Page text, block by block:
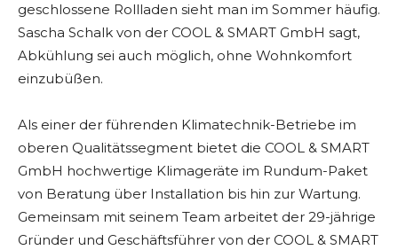
geschlossene Rollladen sieht man im Sommer häufig.
Sascha Schalk von der COOL & SMART GmbH sagt,
Abkühlung sei auch möglich, ohne Wohnkomfort
einzubüßen.
Als einer der führenden Klimatechnik-Betriebe im
oberen Qualitätssegment bietet die COOL & SMART
GmbH hochwertige Klimageräte im Rundum-Paket
von Beratung über Installation bis hin zur Wartung.
Gemeinsam mit seinem Team arbeitet der 29-jährige
Gründer und Geschäftsführer von der COOL & SMART